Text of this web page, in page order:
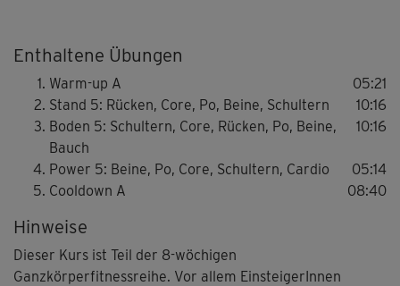
Muskulatur weiterhin. Vor dem Cooldown erwarten dich
wieder 5 Minuten hohes Tempo.
Enthaltene Übungen
Warm-up A
05:21
Stand 5: Rücken, Core, Po, Beine, Schultern
10:16
Boden 5: Schultern, Core, Rücken, Po, Beine,
Bauch
10:16
Power 5: Beine, Po, Core, Schultern, Cardio
05:14
Cooldown A
08:40
Hinweise
Dieser Kurs ist Teil der 8-wöchigen
Ganzkörperfitnessreihe. Vor allem EinsteigerInnen